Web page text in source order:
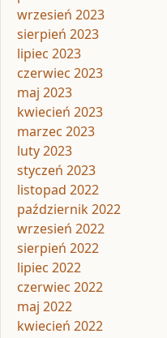
wrzesień 2023
sierpień 2023
lipiec 2023
czerwiec 2023
maj 2023
kwiecień 2023
marzec 2023
luty 2023
styczeń 2023
listopad 2022
październik 2022
wrzesień 2022
sierpień 2022
lipiec 2022
czerwiec 2022
maj 2022
kwiecień 2022